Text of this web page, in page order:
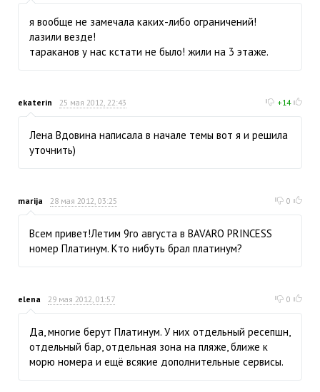
я вообще не замечала каких-либо ограничений!
лазили везде!
тараканов у нас кстати не было! жили на 3 этаже.
ekaterin 25 мая 2012, 22:43 +14
Лена Вдовина написала в начале темы вот я и решила
уточнить)
marija 28 мая 2012, 03:25 0
Всем привет!Летим 9го августа в BAVARO PRINCESS
номер Платинум. Кто нибуть брал платинум?
elena 29 мая 2012, 01:57 0
Да, многие берут Платинум. У них отдельный ресепшн,
отдельный бар, отдельная зона на пляже, ближе к
морю номера и ещё всякие дополнительные сервисы.